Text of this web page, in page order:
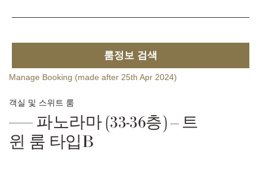
룸정보 검색
Manage Booking (made after 25th Apr 2024)
객실 및 스위트 룸
파노라마 (33-36층) – 트
윈 룸 타입B